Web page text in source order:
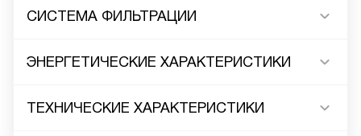
СИСТЕМА ФИЛЬТРАЦИИ
ЭНЕРГЕТИЧЕСКИЕ ХАРАКТЕРИСТИКИ
ТЕХНИЧЕСКИЕ ХАРАКТЕРИСТИКИ